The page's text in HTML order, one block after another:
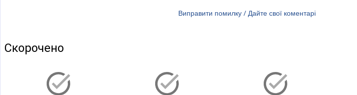
Виправити помилку / Дайте свої коментарі
Скорочено